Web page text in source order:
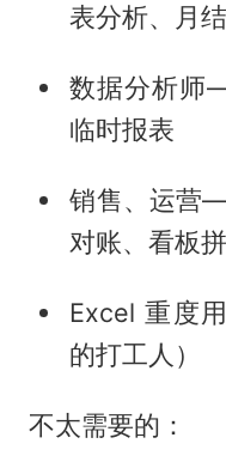
表分析、月
数据分析师
临时报表
销售、运营
对账、看板
Excel 重度
的打工人）
不太需要的：